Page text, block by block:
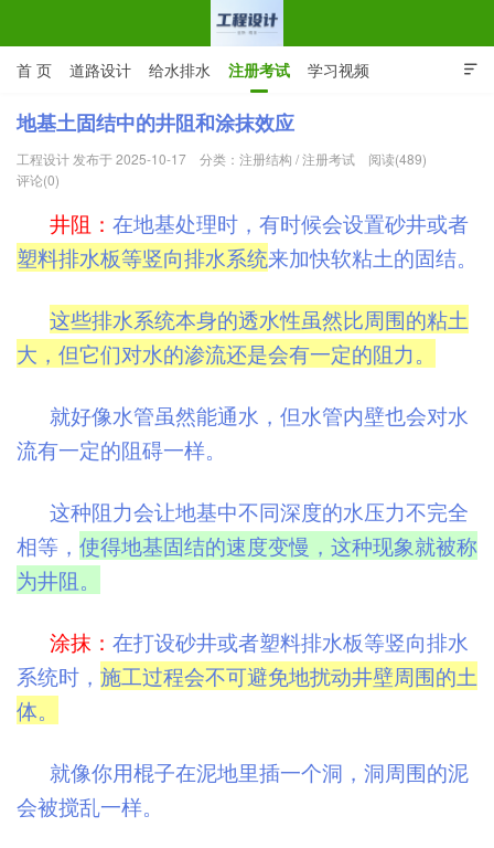

首 页 道路设计 给水排水 注册考试 学习视频
CAD图纸 专业词汇 规范下载 在线留言
地基土固结中的井阻和涂抹效应
工程设计 发布于 2025-10-17 分类： 注册结构 /注册考试
阅读(489)
评论(0)
井阻： 在地基处理时，有时候会设置砂井或者
塑料排水板等竖向排水系统来加快软粘土的固结。
这些排水系统本身的透水性虽然比周围的粘土
大，但它们对水的渗流还是会有一定的阻力。
就好像水管虽然能通水，但水管内壁也会对水
流有一定的阻碍一样。
这种阻力会让地基中不同深度的水压力不完全
相等， 使得地基固结的速度变慢，这种现象就被称
为井阻。
涂抹： 在打设砂井或者塑料排水板等竖向排水
系统时， 施工过程会不可避免地扰动井壁周围的土
体。
就像你用棍子在泥地里插一个洞，洞周围的泥
会被搅乱一样。